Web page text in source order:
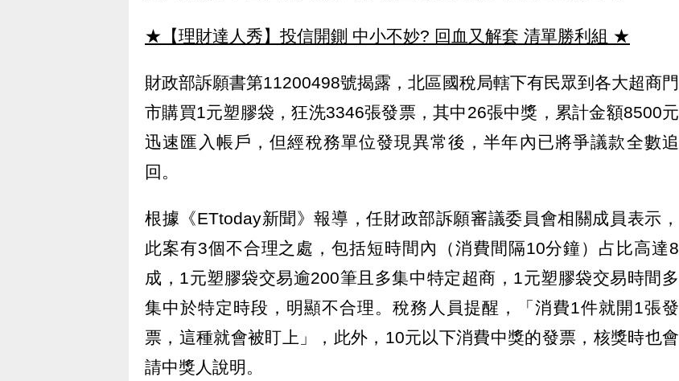
★【理財達人秀】投信開鍘 中小不妙? 回血又解套 清單勝利組 ★
財政部訴願書第11200498號揭露，北區國稅局轄下有民眾到各大超商門
市購買1元塑膠袋，狂洗3346張發票，其中26張中獎，累計金額8500元
迅速匯入帳戶，但經稅務單位發現異常後，半年內已將爭議款全數追
回。
根據《ETtoday新聞》報導，任財政部訴願審議委員會相關成員表示，
此案有3個不合理之處，包括短時間內（消費間隔10分鐘）占比高達8
成，1元塑膠袋交易逾200筆且多集中特定超商，1元塑膠袋交易時間多
集中於特定時段，明顯不合理。稅務人員提醒，「消費1件就開1張發
票，這種就會被盯上」，此外，10元以下消費中獎的發票，核獎時也會
請中獎人說明。